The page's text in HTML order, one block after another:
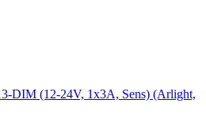
DIM (12-24V, 1x3A, Sens) (Arlight,